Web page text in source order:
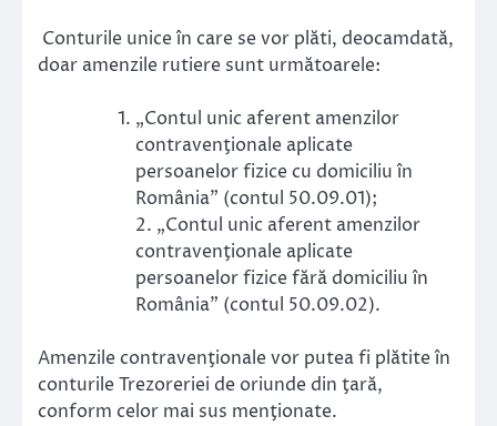
Conturile unice în care se vor plăti, deocamdată,
doar amenzile rutiere sunt următoarele:
„Contul unic aferent amenzilor
contravenţionale aplicate
persoanelor fizice cu domiciliu în
România” (contul 50.09.01);
2. „Contul unic aferent amenzilor
contravenţionale aplicate
persoanelor fizice fără domiciliu în
România” (contul 50.09.02).
Amenzile contravenţionale vor putea fi plătite în
conturile Trezoreriei de oriunde din ţară,
conform celor mai sus menţionate.